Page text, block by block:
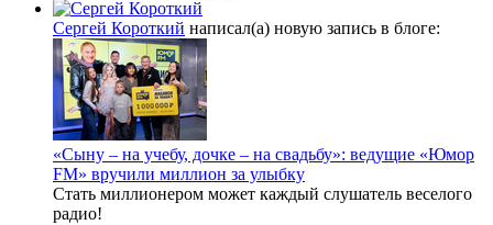
Сергей Короткий написал(а) новую запись в блоге:
«Сыну – на учебу, дочке – на свадьбу»: ведущие «Юмор
FM» вручили миллион за улыбку
Стать миллионером может каждый слушатель веселого
радио!